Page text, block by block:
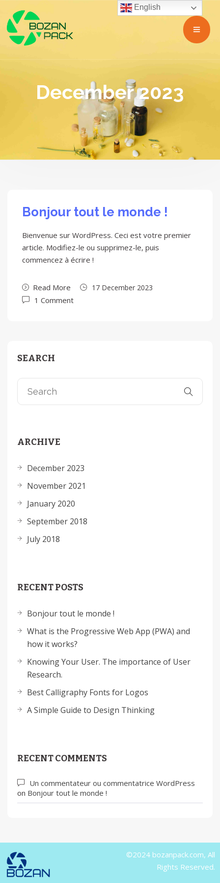
December 2023
Bonjour tout le monde !
Bienvenue sur WordPress. Ceci est votre premier
article. Modifiez-le ou supprimez-le, puis
commencez à écrire !
Read More 17 December 2023
1 Comment
SEARCH
ARCHIVE
December 2023
November 2021
January 2020
September 2018
July 2018
RECENT POSTS
Bonjour tout le monde !
What is the Progressive Web App (PWA) and
how it works?
Knowing Your User. The importance of User
Research.
Best Calligraphy Fonts for Logos
A Simple Guide to Design Thinking
RECENT COMMENTS
Un commentateur ou commentatrice WordPress
on Bonjour tout le monde !
©2024 bozanpack.com, All
Rights Reserved.
English